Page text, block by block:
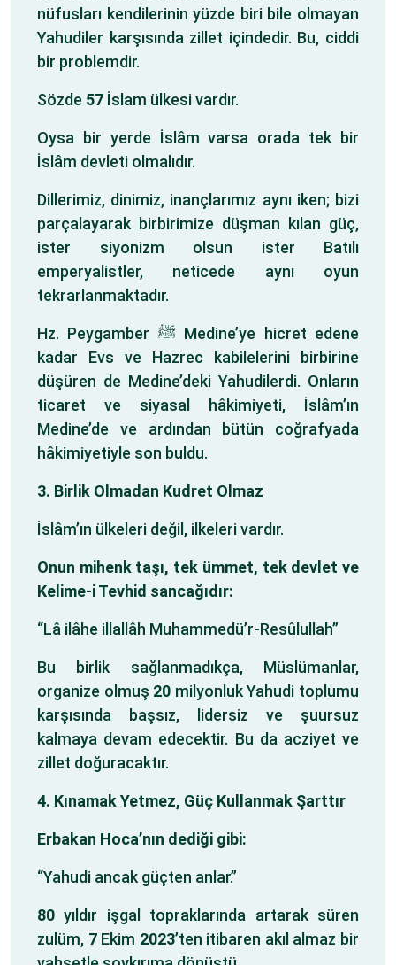
nüfusları kendilerinin yüzde biri bile olmayan
Yahudiler karşısında zillet içindedir. Bu, ciddi
bir problemdir.
Sözde 57 İslam ülkesi vardır.
Oysa bir yerde İslâm varsa orada tek bir
İslâm devleti olmalıdır.
Dillerimiz, dinimiz, inançlarımız aynı iken; bizi
parçalayarak birbirimize düşman kılan güç,
ister siyonizm olsun ister Batılı
emperyalistler, neticede aynı oyun
tekrarlanmaktadır.
Hz. Peygamber ﷺ Medine’ye hicret edene
kadar Evs ve Hazrec kabilelerini birbirine
düşüren de Medine’deki Yahudilerdi. Onların
ticaret ve siyasal hâkimiyeti, İslâm’ın
Medine’de ve ardından bütün coğrafyada
hâkimiyetiyle son buldu.
3. Birlik Olmadan Kudret Olmaz
İslâm’ın ülkeleri değil, ilkeleri vardır.
Onun mihenk taşı, tek ümmet, tek devlet ve
Kelime-i Tevhid sancağıdır:
“Lâ ilâhe illallâh Muhammedü’r-Resûlullah”
Bu birlik sağlanmadıkça, Müslümanlar,
organize olmuş 20 milyonluk Yahudi toplumu
karşısında başsız, lidersiz ve şuursuz
kalmaya devam edecektir. Bu da acziyet ve
zillet doğuracaktır.
4. Kınamak Yetmez, Güç Kullanmak Şarttır
Erbakan Hoca’nın dediği gibi:
“Yahudi ancak güçten anlar.”
80 yıldır işgal topraklarında artarak süren
zulüm, 7Ekim 2023’ten itibaren akıl almaz bir